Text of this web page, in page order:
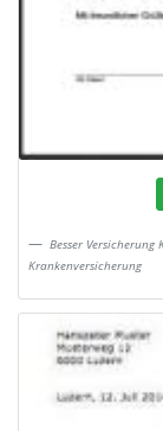
Besser Versicherung
Krankenversicherung